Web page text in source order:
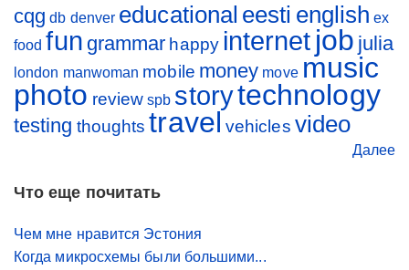
cqg db denver educational eesti english ex
food fun grammar happy internet job julia
london manwoman mobile money move music
photo review spb storytechnology
testing thoughts travel vehicles video
Далее
Что еще почитать
Чем мне нравится Эстония
Когда микросхемы были большими...